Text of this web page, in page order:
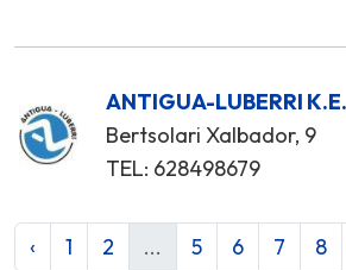
ANTIGUA-LUBERRI K.E.
Bertsolari Xalbador, 9
TEL: 628498679
‹ 1 2 ... 5 6 7 8